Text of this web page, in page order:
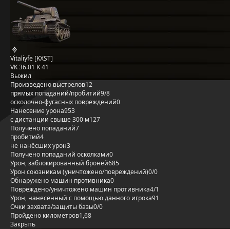
Vitaliyfe [KXST]
VK 36.01 K 41
Выжил
Произведено выстрелов12
прямых попаданий/пробитий9/8
осколочно-фугасных повреждений0
Нанесение урона953
с дистанции свыше 300 м127
Получено попаданий7
пробитий4
не нанёсших урон3
Получено попаданий осколками0
Урон, заблокированный бронёй685
Урон союзникам (уничтожено/повреждений)0/0
Обнаружено машин противника0
Повреждено/уничтожено машин противника4/1
Урон, нанесённый с помощью данного игрока91
Очки захвата/защиты базы0/0
Пройдено километров1,68
Закрыть